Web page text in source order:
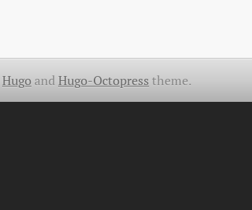
HugoandHugo-Octopress theme.